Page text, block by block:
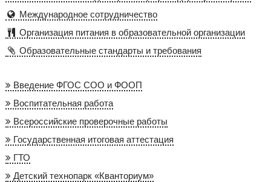
Международное сотрудничество
Организация питания в образовательной организации
Образовательные стандарты и требования
Введение ФГОС СОО и ФООП
Воспитательная работа
Всероссийские проверочные работы
Государственная итоговая аттестация
ГТО
Детский технопарк «Кванториум»